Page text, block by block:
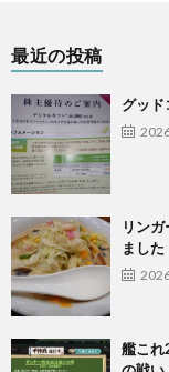
最近の投稿
グッド
リン
ました
艦これ